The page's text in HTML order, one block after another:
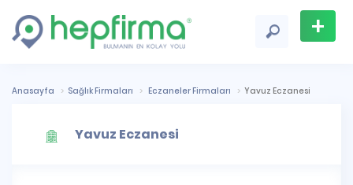
+
Ekle
Anasayfa Sağlık Firmaları Eczaneler Firmaları Yavuz Eczanesi
Yavuz Eczanesi